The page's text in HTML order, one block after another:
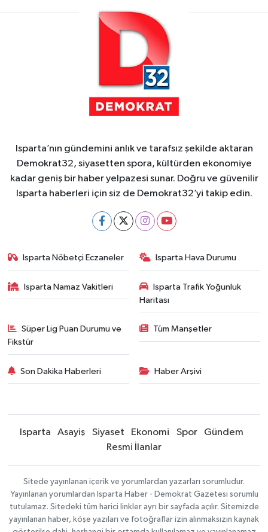
Isparta’nın gündemini anlık ve tarafsız şekilde aktaran
Demokrat32, siyasetten spora, kültürden ekonomiye
kadar geniş bir haber yelpazesi sunar. Doğru ve güvenilir
Isparta haberleri için siz de Demokrat32’yi takip edin.
Isparta Nöbetçi Eczaneler Isparta Hava Durumu
Isparta Namaz Vakitleri
Isparta Trafik Yoğunluk
Haritası
Süper Lig Puan Durumu ve
Fikstür
Tüm Manşetler
Son Dakika Haberleri Haber Arşivi
Isparta Asayiş Siyaset Ekonomi Spor
Gündem
Resmi İlanlar
Sitede yayınlanan içerik ve yorumlardan yazarları sorumludur.
Yayınlanan yorumlardan Isparta Haber - Demokrat Gazetesi sorumlu
tutulamaz. Sitedeki tüm harici linkler ayrı bir sayfada açılır. Sitemizde
yayınlanan haber, köşe yazıları ve fotoğraflar izin alınmaksızın kaynak